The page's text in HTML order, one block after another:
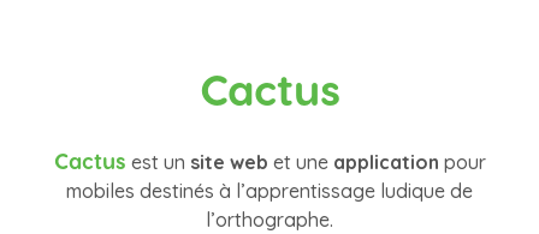
Cactus
Cactus est un site web et une application pour
mobiles destinés à l’apprentissage ludique de
l’orthographe.